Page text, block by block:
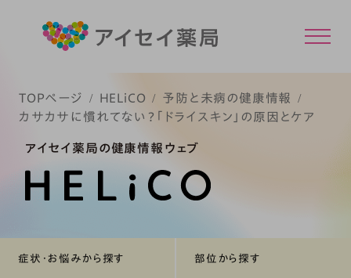
TOPページ HELiCO
予防と未病の健康情報
カサカサに慣れてない？「ドライスキン」の原因とケア
アイセイ薬局の健康情報ウェブ
症状・お悩みから探す 部位から探す